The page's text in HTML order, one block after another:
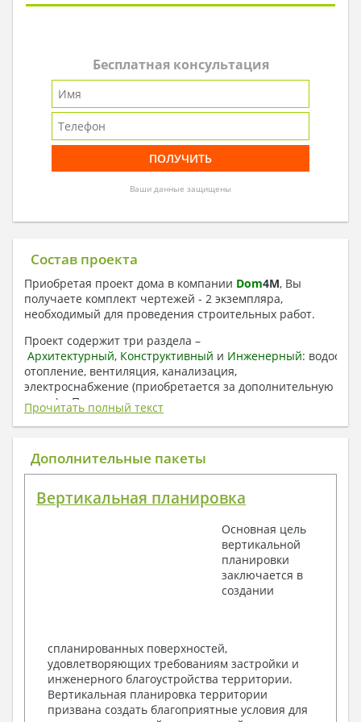
Бесплатная консультация
Ваши данные защищены
Состав проекта
Приобретая проект дома в компании Dom4M, Вы
получаете комплект чертежей - 2 экземпляра,
необходимый для проведения строительных работ.
Проект содержит три раздела –
Архитектурный, Конструктивный и Инженерный:
отопление, вентиляция, канализация,
электроснабжение (приобретается за дополнительную
плату) + Пояснительная записка.
1. Архитектурный раздел:
Общие данные по проекту
Поэтажные маркировочные планы с
Разрезы и состав конструкций
Фасады с ведомостью внешних отделок
Элементы проемов – спецификация
Ведомость перемычек – сечения и
Архитектурные узлы в конструкциях
2. Конструктивный раздел:
Общие данные по проекту
Схемы расположения и расчеты фундаментов
Прочитать полный текст
Дополнительные пакеты
Вертикальная планировка
Основная цель
вертикальной
планировки
заключается в
создании
спланированных поверхностей,
удовлетворяющих требованиям застройки и
инженерного благоустройства территории.
Вертикальная планировка территории
призвана создать благоприятные условия для